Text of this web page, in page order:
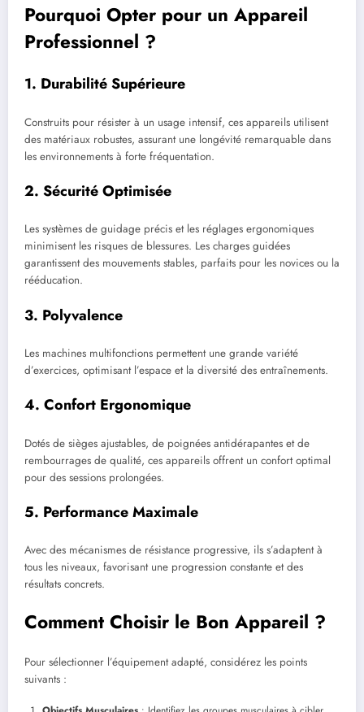
Pourquoi Opter pour un Appareil
Professionnel ?
1. Durabilité Supérieure
Construits pour résister à un usage intensif, ces appareils utilisent
des matériaux robustes, assurant une longévité remarquable dans
les environnements à forte fréquentation.
2. Sécurité Optimisée
Les systèmes de guidage précis et les réglages ergonomiques
minimisent les risques de blessures. Les charges guidées
garantissent des mouvements stables, parfaits pour les novices ou la
rééducation.
3. Polyvalence
Les machines multifonctions permettent une grande variété
d’exercices, optimisant l’espace et la diversité des entraînements.
4. Confort Ergonomique
Dotés de sièges ajustables, de poignées antidérapantes et de
rembourrages de qualité, ces appareils offrent un confort optimal
pour des sessions prolongées.
5. Performance Maximale
Avec des mécanismes de résistance progressive, ils s’adaptent à
tous les niveaux, favorisant une progression constante et des
résultats concrets.
Comment Choisir le Bon Appareil ?
Pour sélectionner l’équipement adapté, considérez les points
suivants :